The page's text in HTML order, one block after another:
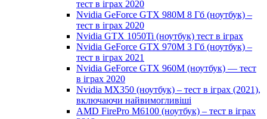
тест в іграх 2020
Nvidia GeForce GTX 980M 8 Гб (ноутбук) –
тест в іграх 2020
Nvidia GTX 1050Ti (ноутбук) тест в іграх
Nvidia GeForce GTX 970M 3 Гб (ноутбук) –
тест в іграх 2021
Nvidia GeForce GTX 960M (ноутбук) — тест
в іграх 2020
Nvidia MX350 (ноутбук) – тест в іграх (2021),
включаючи найвимогливіші
AMD FirePro M6100 (ноутбук) – тест в іграх